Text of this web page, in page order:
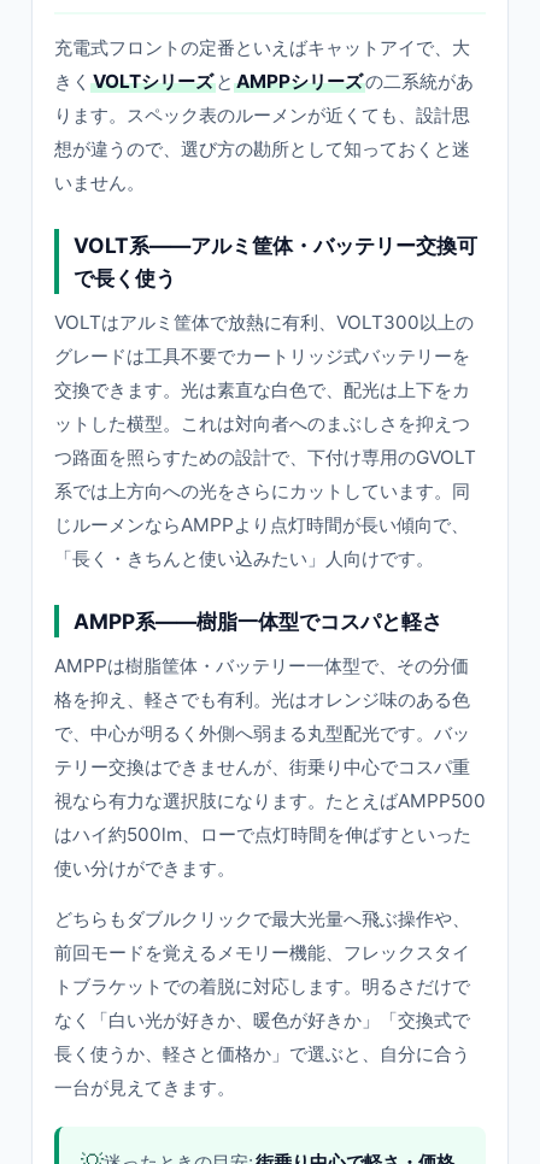
充電式フロントの定番といえばキャットアイで、大
きく VOLTシリーズ と AMPPシリーズの二系統があ
ります。スペック表のルーメンが近くても、設計思
想が違うので、選び方の勘所として知っておくと迷
いません。
VOLT系——アルミ筐体・バッテリー交換可
で長く使う
VOLTはアルミ筐体で放熱に有利、VOLT300以上の
グレードは工具不要でカートリッジ式バッテリーを
交換できます。光は素直な白色で、配光は上下をカ
ットした横型。これは対向者へのまぶしさを抑えつ
つ路面を照らすための設計で、下付け専用のGVOLT
系では上方向への光をさらにカットしています。同
じルーメンならAMPPより点灯時間が長い傾向で、
「長く・きちんと使い込みたい」人向けです。
AMPP系——樹脂一体型でコスパと軽さ
AMPPは樹脂筐体・バッテリー一体型で、その分価
格を抑え、軽さでも有利。光はオレンジ味のある色
で、中心が明るく外側へ弱まる丸型配光です。バッ
テリー交換はできませんが、街乗り中心でコスパ重
視なら有力な選択肢になります。たとえばAMPP500
はハイ約500lm、ローで点灯時間を伸ばすといった
使い分けができます。
どちらもダブルクリックで最大光量へ飛ぶ操作や、
前回モードを覚えるメモリー機能、フレックスタイ
トブラケットでの着脱に対応します。明るさだけで
なく「白い光が好きか、暖色が好きか」「交換式で
長く使うか、軽さと価格か」で選ぶと、自分に合う
一台が見えてきます。